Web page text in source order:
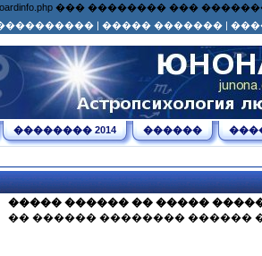
��� �������� ���
| ����� ������� |
�������� 2014 ������
����� ������ �� �����
�� ������ �������� ������